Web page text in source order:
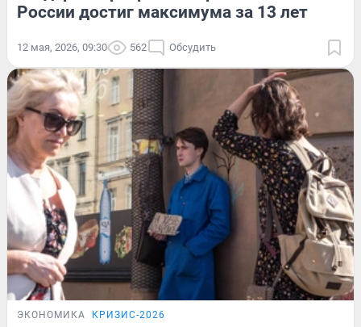
России достиг максимума за 13 лет
12 мая, 2026, 09:30 562 Обсудить
ЭКОНОМИКА КРИЗИС-2026